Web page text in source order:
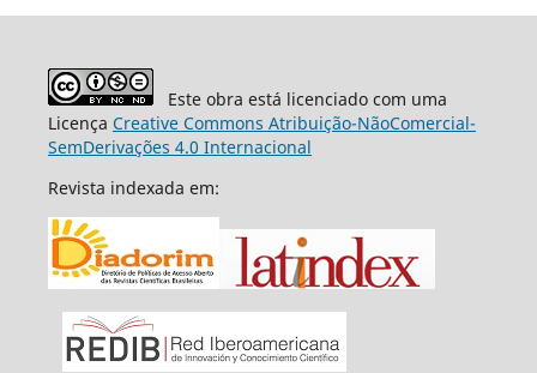
Este obra está licenciado com uma
Licença Creative Commons Atribuição-NãoComercial-
SemDerivações 4.0 Internacional
Revista indexada em: